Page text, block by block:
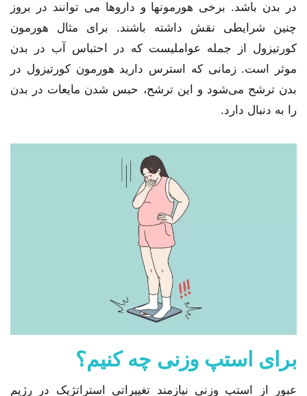
در بدن باشد. برخی هورمونها و داروها می توانند در بروز
چنین شرایطی نقش داشته باشند. برای مثال هورمون
کورتیزول از جمله عواملیست که در احتباس آب در بدن
موثر است. زمانی که استرس دارید هورمون کورتیزول در
بدن ترشح می‌شود و این ترشح، حبس شدن مایعات در بدن
را به دنبال دارد.
برای استپ وزنی چه کنیم؟
عبور از استپ وزنی نیازمند تغییراتی استراتژیک در رژیم